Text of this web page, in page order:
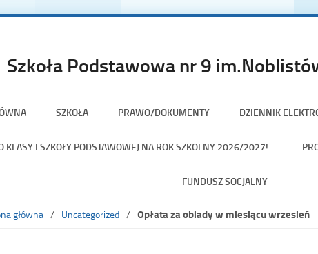
Szkoła Podstawowa nr 9
SZKOŁA PRAWO/DOKUMENTY DZIENNIK
KLASY I SZKOŁY PODSTAWOWEJ NA ROK SZKOLNY 2026/2027!
FUNDUSZ SOCJALNY
główna Uncategorized Opłata za obiady w miesiącu wrzesień